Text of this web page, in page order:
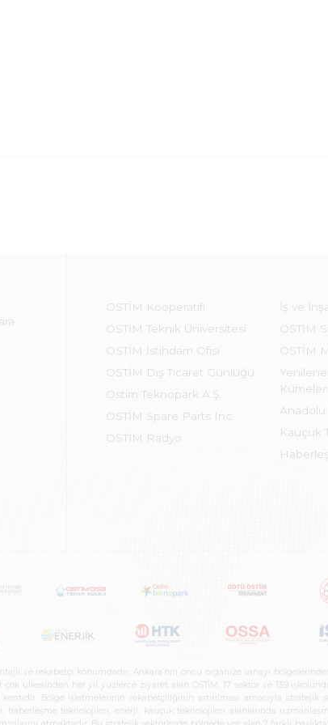
OSTİM Kooperatifi
OSTİM Teknik Üniversitesi
OSTİM İstihdam Ofisi
OSTİM Dış Ticaret Günlüğü
Ostim Teknopark A.Ş.
OSTİM Spare Parts Inc.
OSTİM Radyo
İş ve
OSTİM
OSTİM
Anadolu
Kauçuk
ve rekabetçi konumdadır. Ankara’nın öncü organize sanayi
ülkesinden her yıl yüzlerce ziyaret alan OSTİM, 17 sektör ve 139
Bölge işletmelerinin rekabetçiliğinin artırılması amacıyla
haberleşme teknolojileri, enerji, kauçuk teknolojileri alanlarında